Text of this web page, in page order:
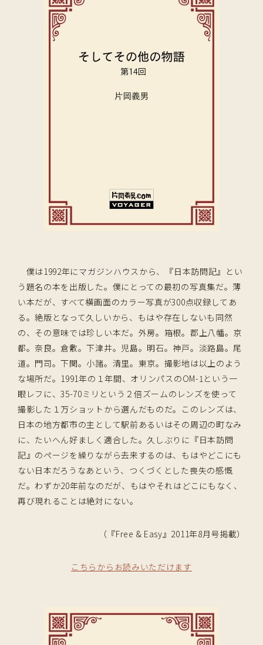
僕は1992年にマガジンハウスから、『日本訪問記』とい
う題名の本を出版した。僕にとっての最初の写真集だ。薄
い本だが、すべて横画面のカラー写真が300点収録してあ
る。絶版となって久しいから、もはや存在しないも同然
の、その意味では珍しい本だ。外房。箱根。郡上八幡。京
都。奈良。倉敷。下津井。児島。明石。神戸。淡路島。尾
道。門司。下関。小諸。清里。東京。撮影地は以上のよう
な場所だ。1991年の１年間、オリンパスのOM-1という一
眼レフに、35-70ミリという２倍ズームのレンズを使って
撮影した１万ショットから選んだものだ。このレンズは、
日本の地方都市の主として駅前あるいはその周辺の町なみ
に、たいへん好ましく適合した。久しぶりに『日本訪問
記』のページを繰りながら去来するのは、もはやどこにも
ない日本だろうなあという、つくづくとした喪失の感慨
だ。わずか20年前なのだが、もはやそれはどこにもなく、
再び現れることは絶対にない。
（『Free & Easy』2011年8月号掲載）
こちらからお読みいただけます